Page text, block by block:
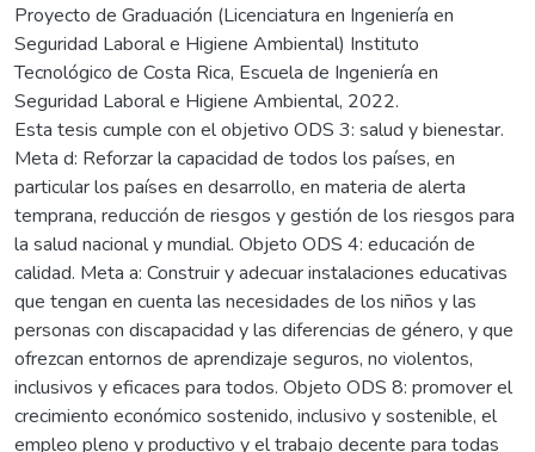
Proyecto de Graduación (Licenciatura en Ingeniería en
Seguridad Laboral e Higiene Ambiental) Instituto
Tecnológico de Costa Rica, Escuela de Ingeniería en
Seguridad Laboral e Higiene Ambiental, 2022.
Esta tesis cumple con el objetivo ODS 3: salud y bienestar.
Meta d: Reforzar la capacidad de todos los países, en
particular los países en desarrollo, en materia de alerta
temprana, reducción de riesgos y gestión de los riesgos para
la salud nacional y mundial. Objeto ODS 4: educación de
calidad. Meta a: Construir y adecuar instalaciones educativas
que tengan en cuenta las necesidades de los niños y las
personas con discapacidad y las diferencias de género, y que
ofrezcan entornos de aprendizaje seguros, no violentos,
inclusivos y eficaces para todos. Objeto ODS 8: promover el
crecimiento económico sostenido, inclusivo y sostenible, el
empleo pleno y productivo y el trabajo decente para todas